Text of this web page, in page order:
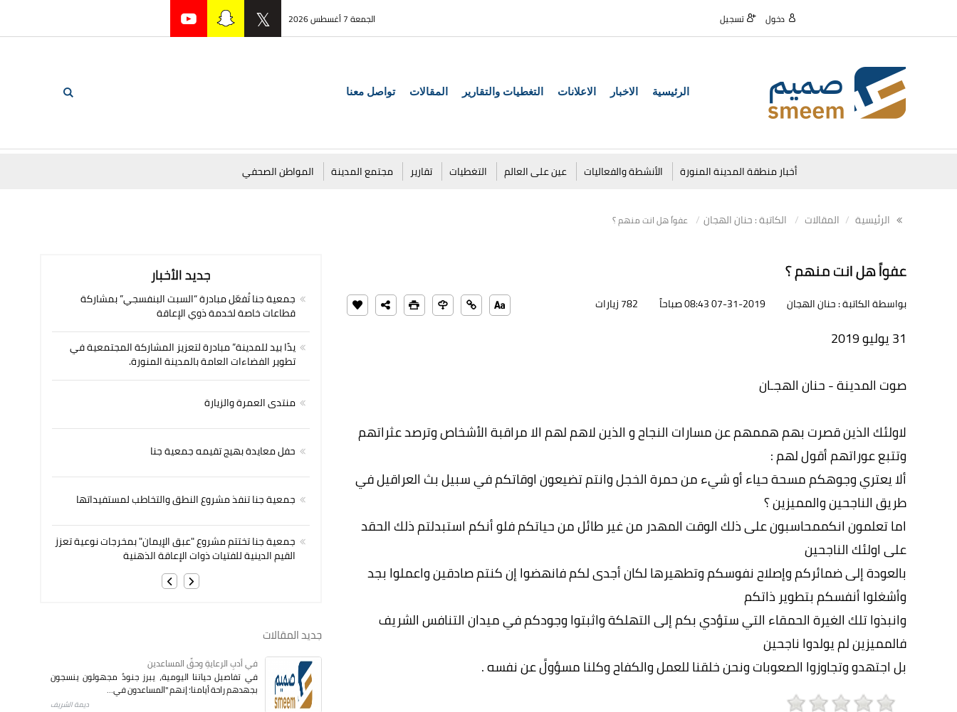
الجمعة 7 أغسطس 2026 دخول تسجيل
الرئيسية الاخبار الاعلانات التغطيات والتقارير المقالات تواصل معنا
أخبار منطقة المدينة المنورة الأنشطة والفعاليات عين على العالم التغطيات تقارير مجتمع المدينة المواطن الصحفي
الرئيسية المقالات الكاتبة : حنان الهجان عفواً هل انت منهم ؟
عفواً هل انت منهم ؟
بواسطة الكاتبة : حنان الهجان 07-31-2019 08:43 صباحاً 782 زيارات
31 يوليو 2019
صوت المدينة - حنان الهجـان
لاولئك الذين قصرت بهم هممهم عن مسارات النجاح و الذين لاهم لهم الا مراقبة الأشخاص وترصد عثراتهم
وتتبع عوراتهم أقول لهم :
‎ألا يعتري وجوهكم مسحة حياء أو شيء من حمرة الخجل وانتم تضيعون اوقاتكم في سبيل بث العراقيل في
طريق الناجحين والمميزين ؟
اما تعلمون انكممحاسبون على ذلك الوقت المهدر من غير طائل من حياتكم فلو أنكم استبدلتم ذلك الحقد
على اولئك الناجحين
بالعودة إلى ضمائركم وإصلاح نفوسكم وتطهيرها لكان أجدى لكم فانهضوا إن كنتم صادقين واعملوا بجد
وأشغلوا أنفسكم بتطوير ذاتكم
وانبذوا تلك الغيرة الحمقاء التي ستؤدي بكم إلى التهلكة واثبتوا وجودكم في ميدان التنافس الشريف
فالمميزين لم يولدوا ناجحين
بل اجتهدو وتجاوزوا الصعوبات ونحن خلقنا للعمل والكفاح وكلنا مسؤولً عن نفسه .
جديد الأخبار
جمعية جنا تُفعّل مبادرة “السبت البنفسجي” بمشاركة
قطاعات خاصة لخدمة ذوي الإعاقة
يدًا بيد للمدينة” مبادرة لتعزيز المشاركة المجتمعية في
تطوير الفضاءات العامة بالمدينة المنورة.
منتدى العمرة والزيارة
حفل معايدة بهيج تقيمه جمعية جنا
جمعية جنا تنفذ مشروع النطق والتخاطب لمستفيداتها
جمعية جنا تختتم مشروع "عبق الإيمان" بمخرجات نوعية تعزز
القيم الدينية للفتيات ذوات الإعاقة الذهنية
جديد المقالات
في أدبِ الرعايةِ وحقِّ المساعدين
في تفاصيل حياتنا اليومية، يبرز جنودٌ مجهولون ينسجون
بجهدهم راحة أيامنا؛ إنهم "المساعدون في...
ديمة الشريف